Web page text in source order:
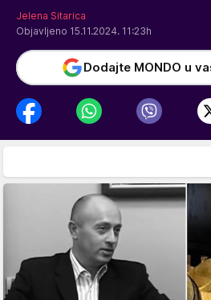
Jelena Sitarica
Objavljeno 15.11.2024. 11:23h
Dodajte MONDO u